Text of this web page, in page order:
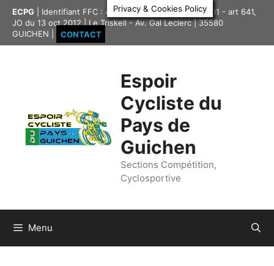
contenu
ECPG | Identifiant FFC : 4335417 | Association loi 1901 - art 641,
JO du 13 oct 2012 | Le Triskell - Av. Gal Leclerc | 35580
GUICHEN |
CONTACT
Espoir
Cycliste du
Pays de
Guichen
Sections Compétition,
Cyclosportive
Menu
Privacy & Cookies Policy